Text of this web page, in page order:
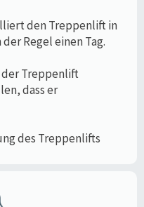
den Treppenlift in
Regel einen Tag.
Treppenlift
dass er
des Treppenlifts